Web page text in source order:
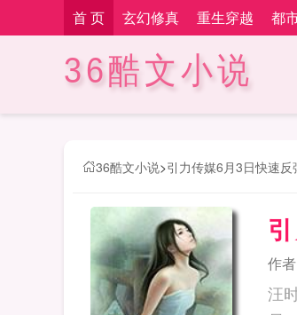
首 页 玄幻修真 重生穿越 都
36酷文小说
36酷文小说>引力传媒6月3日快速反
作者
汪